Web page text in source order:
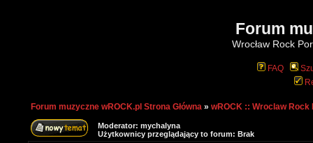
Forum
Wrocław Rock
FAQ
Forum muzyczne wROCK.pl Strona Główna » wROCK :: Wroclaw Rock
Moderator: mychalyna
Użytkownicy przeglądający to forum: Brak